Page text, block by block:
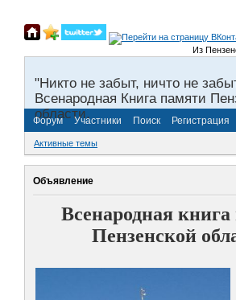
Из
"Никто не забыт, ничто не
Всенародная Книга памяти
области.
Форум Участники Поиск Регистрация
Активные темы
Объявление
Всенародная
Пензенской